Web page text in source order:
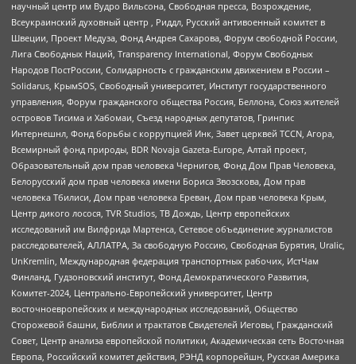
научный центр им Вудро Вильсона, Свободная пресса, Возрождение,
Всеукраинский духовный центр , Риддл, Русский антивоенный комитет в
Швеции, Проект Медуза, Фонд Андрея Сахарова, Форум свободной России,
Лига Свободных Наций, Transparеncy International, Форум Свободных
Народов ПостРоссии, Солидарность с гражданским движением в России –
Solidarus, КрымSOS, Свободный университет, Институт государственного
управления, Форум гражданского общества Россия, Беллона, Союз жителей
островов Тисима и Хабомаи, Съезд народных депутатов, Гринпис
Интернешнл, Фонд борьбы с коррупцией Инк, Завет церквей TCCN, Агора,
Всемирный фонд природы, BDR Novaja Gazeta-Europe, Алтай проект,
Образовательный дом прав человека Чернигов, Фонд Дом Прав Человека,
Белорусский дом прав человека имени Бориса Звозскова, Дом прав
человека Тбилиси, Дом прав человека Ереван, Дом прав человека Крым,
Центр дикого лосося, TVR Studios, ТВ Дождь, Центр европейских
исследований им Вилфрида Мартенса, Сетевое объединение журналистов
расследователей, АЛЛАТРА, За свободную Россию, Свободная Бурятия, Uralic,
UnKremlin, Международная федерация транспортных рабочих, ИстЧам
Финланд, Гудзоновский институт, Фонд Демократического Развития,
Комитет-2024, Центрально-Европейский университет, Центр
восточноевропейских и международных исследований, Общество
Сторожевой башни, Библии и трактатов Свидетелей Иеговы, Гражданский
Совет, Центр анализа европейской политики, Академическая сеть Восточная
Европа, Российский комитет действия, РЭНД корпорейшн, Русская Америка